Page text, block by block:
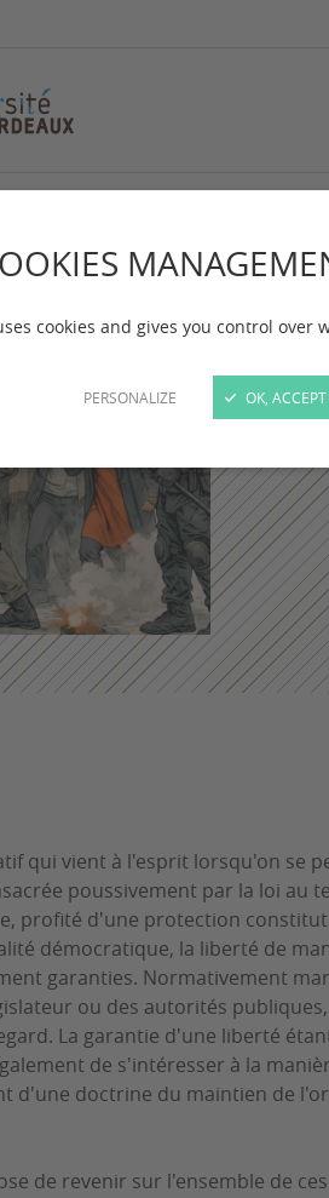
cookies and gives you control over
PERSONALIZE OK, ACCEPT
qui vient à l'esprit lorsqu'on se
poussivement par la loi au
profité d'une protection
démocratique, la liberté de
garanties. Normativement
ou des autorités
La garantie d'une liberté
de s'intéresser à la
d'une doctrine du maintien de
de revenir sur l'ensemble de